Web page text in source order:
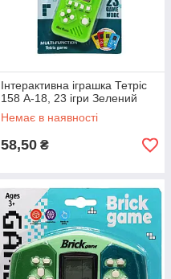
Інтерактивна іграшка Тетріс
158 A-18, 23 ігри Зелений
Немає в наявності
58,50 ₴